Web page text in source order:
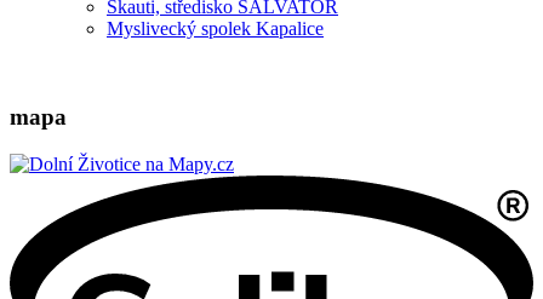
Skauti, středisko SALVATOR
Myslivecký spolek Kapalice
mapa